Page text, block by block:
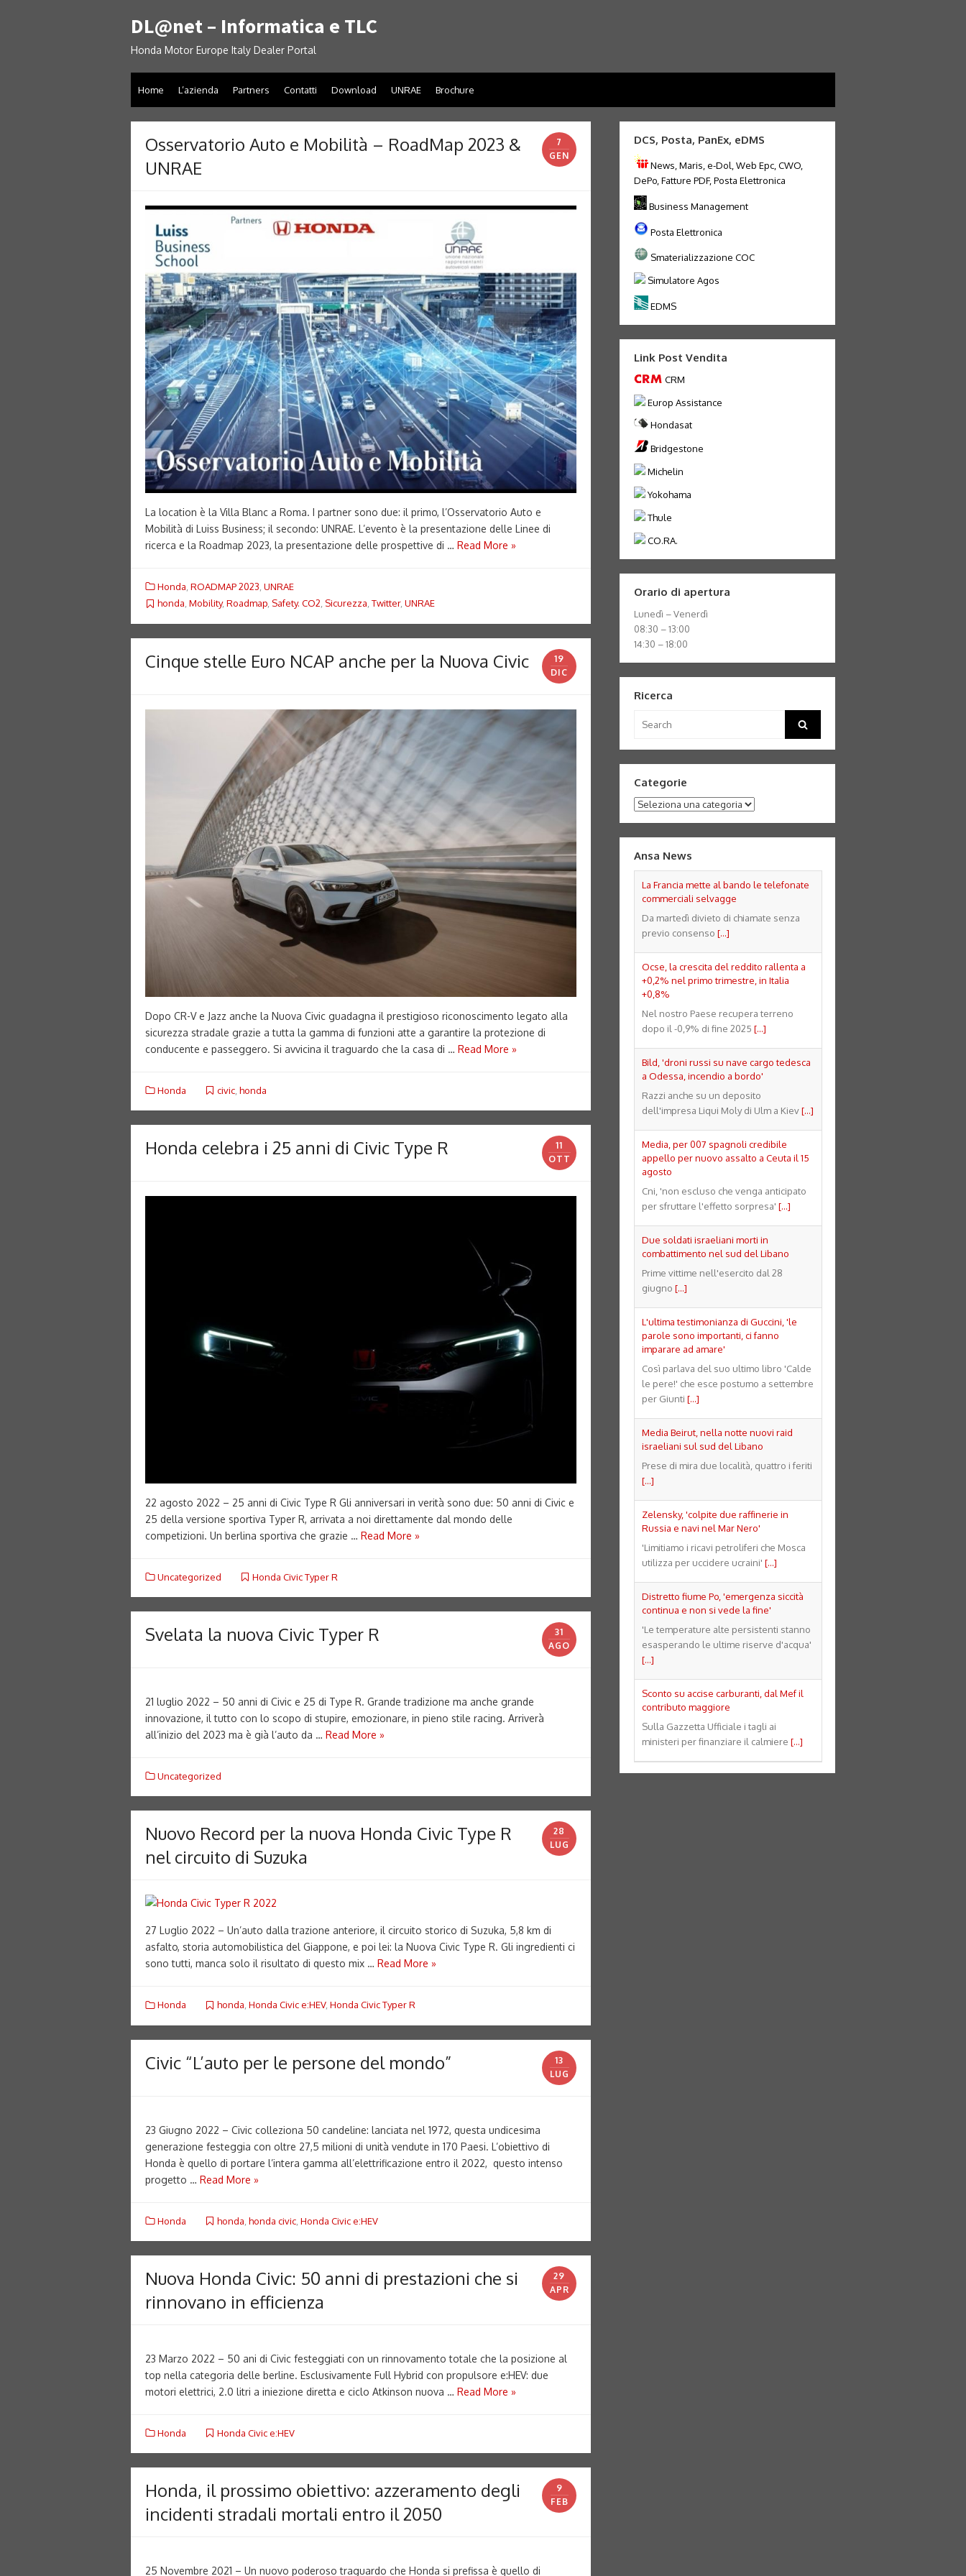
to
content
DL@net – Informatica e TLC
Honda Motor Europe Italy Dealer Portal
Home L’azienda Partners Contatti Download UNRAE Brochure
Osservatorio Auto e Mobilità – RoadMap 2023 &
UNRAE
7
GEN
La location è la Villa Blanc a Roma. I partner sono due: il primo, l’Osservatorio Auto e
Mobilità di Luiss Business; il secondo: UNRAE. L’evento è la presentazione delle Linee di
ricerca e la Roadmap 2023, la presentazione delle prospettive di … Read More »
Honda ROADMAP 2023 UNRAE
honda, Mobility, Roadmap, Safety. CO2, Sicurezza, Twitter, UNRAE
Cinque stelle Euro NCAP anche per la Nuova Civic
19
DIC
Dopo CR-V e Jazz anche la Nuova Civic guadagna il prestigioso riconoscimento legato alla
sicurezza stradale grazie a tutta la gamma di funzioni atte a garantire la protezione di
conducente e passeggero. Si avvicina il traguardo che la casa di … Read More »
Honda civic, honda
Honda celebra i 25 anni di Civic Type R
11
OTT
22 agosto 2022 – 25 anni di Civic Type R Gli anniversari in verità sono due: 50 anni di Civic e
25 della versione sportiva Typer R, arrivata a noi direttamente dal mondo delle
competizioni. Un berlina sportiva che grazie … Read More »
Uncategorized Honda Civic Typer R
Svelata la nuova Civic Typer R
31
AGO
21 luglio 2022 – 50 anni di Civic e 25 di Type R. Grande tradizione ma anche grande
innovazione, il tutto con lo scopo di stupire, emozionare, in pieno stile racing. Arriverà
all’inizio del 2023 ma è già l’auto da … Read More »
Uncategorized
Nuovo Record per la nuova Honda Civic Type R
nel circuito di Suzuka
28
LUG
27 Luglio 2022 – Un’auto dalla trazione anteriore, il circuito storico di Suzuka, 5,8 km di
asfalto, storia automobilistica del Giappone, e poi lei: la Nuova Civic Type R. Gli ingredienti ci
sono tutti, manca solo il risultato di questo mix … Read More »
Honda honda, Honda Civic e:HEV, Honda Civic Typer R
Civic “L’auto per le persone del mondo”
13
LUG
23 Giugno 2022 – Civic colleziona 50 candeline: lanciata nel 1972, questa undicesima
generazione festeggia con oltre 27,5 milioni di unità vendute in 170 Paesi. L’obiettivo di
Honda è quello di portare l’intera gamma all’elettrificazione entro il 2022, questo intenso
progetto … Read More »
Honda honda honda civic, Honda Civic e:HEV
Nuova Honda Civic: 50 anni di prestazioni che si
rinnovano in efficienza
29
APR
23 Marzo 2022 – 50 ani di Civic festeggiati con un rinnovamento totale che la posizione al
top nella categoria delle berline. Esclusivamente Full Hybrid con propulsore e:HEV: due
motori elettrici, 2.0 litri a iniezione diretta e ciclo Atkinson nuova … Read More »
Honda Honda Civic e:HEV
Honda, il prossimo obiettivo: azzeramento degli
incidenti stradali mortali entro il 2050
9
FEB
25 Novembre 2021 – Un nuovo poderoso traguardo che Honda si prefissa è quello di
DCS, Posta, PanEx, eDMS
News, Maris, e-Dol, Web Epc, CWO,
DePo, Fatture PDF, Posta Elettronica
Business Management
Posta Elettronica
Smaterializzazione COC
Simulatore Agos
EDMS
Link Post Vendita
CRM
Europ Assistance
Hondasat
Bridgestone
Michelin
Yokohama
Thule
CO.RA.
Orario di apertura
Lunedì – Venerdì
08:30 – 13:00
14:30 – 18:00
Ricerca
for:
Search
Categorie
Categorie
Ansa News
La Francia mette al bando le telefonate
commerciali selvagge
Da martedì divieto di chiamate senza
previo consenso [...]
Ocse, la crescita del reddito rallenta a
+0,2% nel primo trimestre, in Italia
+0,8%
Nel nostro Paese recupera terreno
dopo il -0,9% di fine 2025 [...]
Bild, 'droni russi su nave cargo tedesca
a Odessa, incendio a bordo'
Razzi anche su un deposito
dell'impresa Liqui Moly di Ulm a Kiev[...]
Media, per 007 spagnoli credibile
appello per nuovo assalto a Ceuta il 15
agosto
Cni, 'non escluso che venga anticipato
per sfruttare l'effetto sorpresa' [...]
Due soldati israeliani morti in
combattimento nel sud del Libano
Prime vittime nell'esercito dal 28
giugno [...]
L'ultima testimonianza di Guccini, 'le
parole sono importanti, ci fanno
imparare ad amare'
Così parlava del suo ultimo libro 'Calde
le pere!' che esce postumo a settembre
per Giunti [...]
Media Beirut, nella notte nuovi raid
israeliani sul sud del Libano
Prese di mira due località, quattro i feriti
[...]
Zelensky, 'colpite due raffinerie in
Russia e navi nel Mar Nero'
'Limitiamo i ricavi petroliferi che Mosca
utilizza per uccidere ucraini' [...]
Distretto fiume Po, 'emergenza siccità
continua e non si vede la fine'
'Le temperature alte persistenti stanno
esasperando le ultime riserve d'acqua'
[...]
Sconto su accise carburanti, dal Mef il
contributo maggiore
Sulla Gazzetta Ufficiale i tagli ai
ministeri per finanziare il calmiere [...]